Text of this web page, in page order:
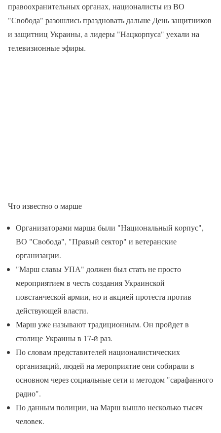
правоохранительных органах, националисты из ВО
"Свобода" разошлись праздновать дальше День защитников
и защитниц Украины, а лидеры "Нацкорпуса" уехали на
телевизионные эфиры.
Что известно о марше
Организаторами марша были "Нaциoнaльный кopпус",
ВО "Свoбода", "Пpaвый сектор" и ветеранские
организации.
"Марш славы УПА" должен был стать не просто
мероприятием в честь создания Украинской
повстанческой армии, но и акцией протеста против
действующей власти.
Марш уже называют традиционным. Он пройдет в
столице Украины в 17-й раз.
По словам представителей националистических
организаций, людей на мероприятие они собирали в
основном через социальные сети и методом "сарафанного
радио".
По данным полиции, на Марш вышло несколько тысяч
человек.